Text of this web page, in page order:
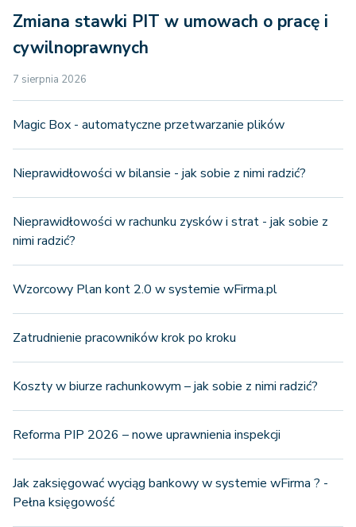
Zmiana stawki PIT w umowach o pracę i
cywilnoprawnych
7 sierpnia 2026
Magic Box - automatyczne przetwarzanie plików
Nieprawidłowości w bilansie - jak sobie z nimi radzić?
Nieprawidłowości w rachunku zysków i strat - jak sobie z
nimi radzić?
Wzorcowy Plan kont 2.0 w systemie wFirma.pl
Zatrudnienie pracowników krok po kroku
Koszty w biurze rachunkowym – jak sobie z nimi radzić?
Reforma PIP 2026 – nowe uprawnienia inspekcji
Jak zaksięgować wyciąg bankowy w systemie wFirma ? -
Pełna księgowość